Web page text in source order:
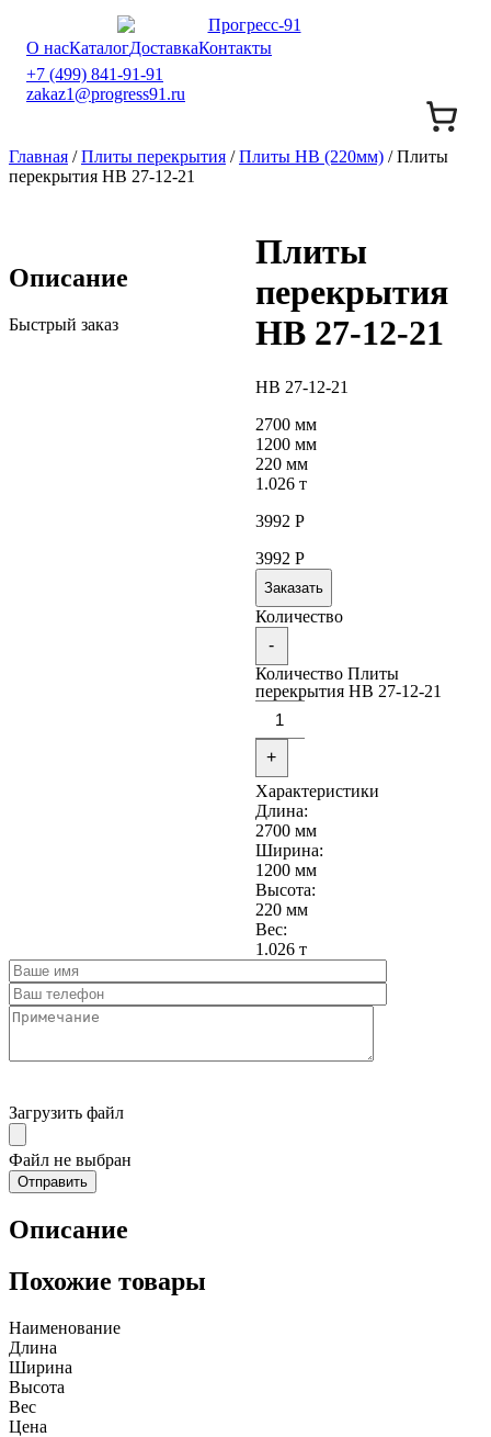
О насКаталогДоставкаКонтакты
+7 (499) 841-91-91
zakaz1@progress91.ru
Главная /Плиты перекрытия /Плиты НВ (220мм) / Плиты
перекрытия НВ 27-12-21
Плиты
перекрытия
НВ 27-12-21
НВ 27-12-21
2700 мм
1200 мм
220 мм
1.026 т
3992 Р
3992 Р
Заказать
Количество
-
Количество Плиты
перекрытия НВ 27-12-21
+
Характеристики
Длина:
2700 мм
Ширина:
1200 мм
Высота:
220 мм
Вес:
1.026 т
Описание
Быстрый заказ
Загрузить файл
Файл не выбран
Описание
Похожие товары
Наименование
Длина
Ширина
Высота
Вес
Цена